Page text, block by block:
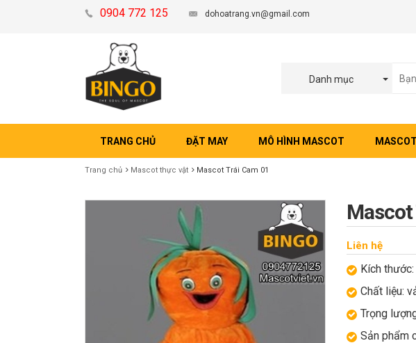
0904 772 125 dohoatrang.vn@gmail.com
Danh mục
TRANG CHỦ ĐẶT MAY MÔ HÌNH MASCOT
Trang chủ Mascot thực vật Mascot Trái Cam 01
Mascot
Liên hệ
Kích
Chất liệu:
Trọng
Sản phẩm